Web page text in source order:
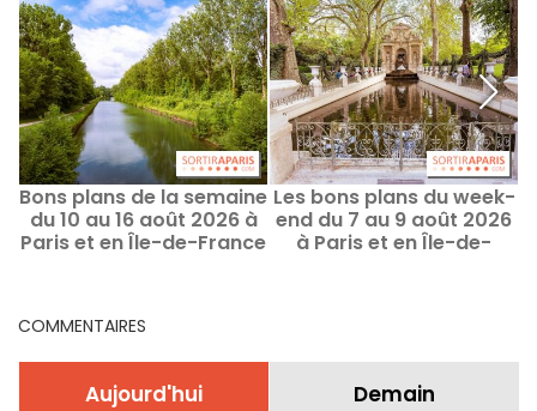
Bons plans de la semaine
du 10 au 16 août 2026 à
Paris et en Île-de-France
Les bons plans du week-
end du 7 au 9 août 2026
à Paris et en Île-de-
COMMENTAIRES
Aujourd'hui Demain